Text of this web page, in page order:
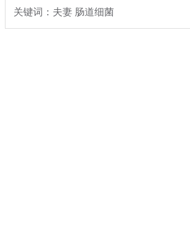
关键词：夫妻 肠道细菌